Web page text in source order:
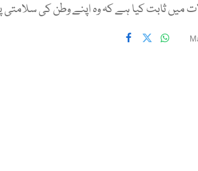
میں ثابت کیا ہے کہ وہ اپنے وطن کی سلامتی